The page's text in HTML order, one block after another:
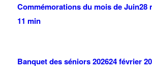
Commémorations du mois de Juin28
11 min
Banquet des séniors 202624 février